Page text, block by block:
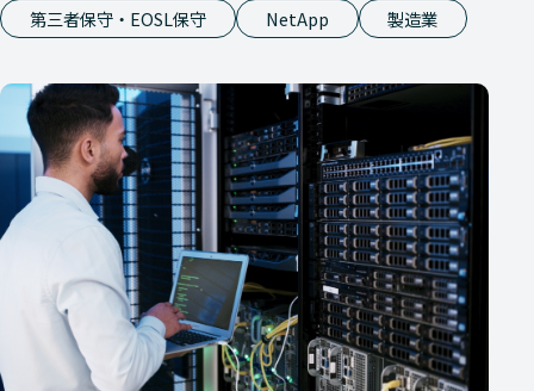
第三者保守・EOSL保守 NetApp 製造業